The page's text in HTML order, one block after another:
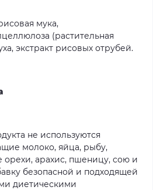
мука,
(растительная
экстракт рисовых отрубей.
не используются
молоко, яйца, рыбу,
орехи, арахис, пшеницу, сою и
безопасной и подходящей
диетическими